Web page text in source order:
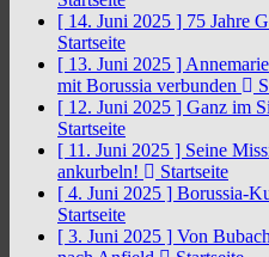
[ 14. Juni 2025 ] 75 Jahre
Startseite
[ 13. Juni 2025 ]
mit Borussia verbunden
[ 12. Juni 2025 ] Ganz im
Startseite
[ 11. Juni 2025 ] Seine
ankurbeln!
Startseite
[ 4. Juni 2025 ] Borussia-
Startseite
[ 3. Juni 2025 ] Von